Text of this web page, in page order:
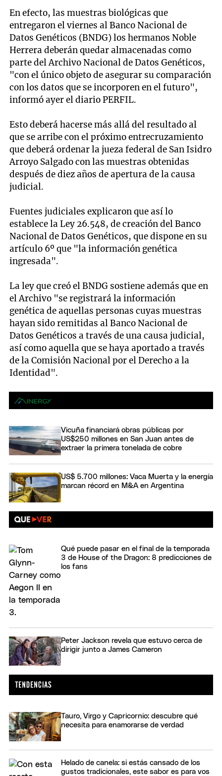
En efecto, las muestras biológicas que
entregaron el viernes al Banco Nacional de
Datos Genéticos (BNDG) los hermanos Noble
Herrera deberán quedar almacenadas como
parte del Archivo Nacional de Datos Genéticos,
"con el único objeto de asegurar su comparación
con los datos que se incorporen en el futuro",
informó ayer el diario PERFIL.
Esto deberá hacerse más allá del resultado al
que se arribe con el próximo entrecruzamiento
que deberá ordenar la jueza federal de San Isidro
Arroyo Salgado con las muestras obtenidas
después de diez años de apertura de la causa
judicial.
Fuentes judiciales explicaron que así lo
establece la Ley 26.548, de creación del Banco
Nacional de Datos Genéticos, que dispone en su
artículo 6º que "la información genética
ingresada".
La ley que creó el BNDG sostiene además que en
el Archivo "se registrará la información
genética de aquellas personas cuyas muestras
hayan sido remitidas al Banco Nacional de
Datos Genéticos a través de una causa judicial,
así como aquella que se haya aportado a través
de la Comisión Nacional por el Derecho a la
Identidad".
Vicuña financiará obras públicas por
US$250 millones en San Juan antes de
extraer la primera tonelada de cobre
US$ 5.700 millones: Vaca Muerta y la energía
marcan récord en M&A en Argentina
Qué puede pasar en el final de la temporada
3 de House of the Dragon: 8 predicciones de
los fans
Peter Jackson revela que estuvo cerca de
dirigir junto a James Cameron
Tauro, Virgo y Capricornio: descubre qué
necesita para enamorarse de verdad
Helado de canela: si estás cansado de los
gustos tradicionales, este sabor es para vos